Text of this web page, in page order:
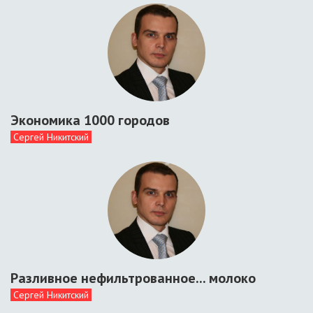
Экономика 1000 городов
Сергей Никитский
Разливное нефильтрованное... молоко
Сергей Никитский